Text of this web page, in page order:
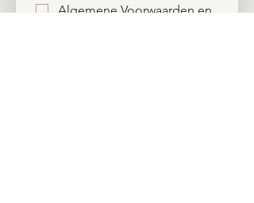
Algemene Voorwaarden en